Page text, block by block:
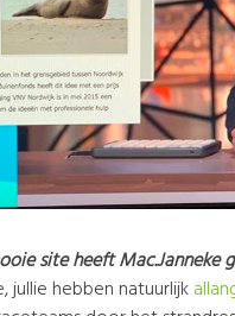
site heeft Mac.Janneke
jullie hebben natuurlijk